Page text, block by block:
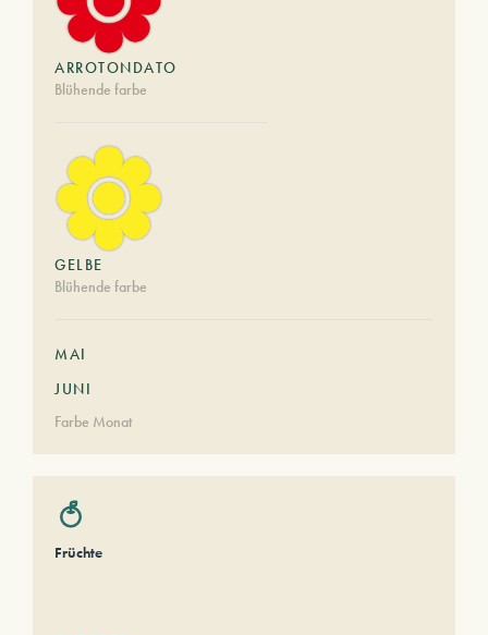
ARROTONDATO
Blühende farbe
GELBE
Blühende farbe
MAI
JUNI
Farbe Monat
Früchte